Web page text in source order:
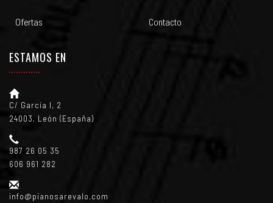
Ofertas Contacto
ESTAMOS EN
C/ García I, 2
24003, León (España)
987 26 05 35
606 961 282
info@pianosarevalo.com